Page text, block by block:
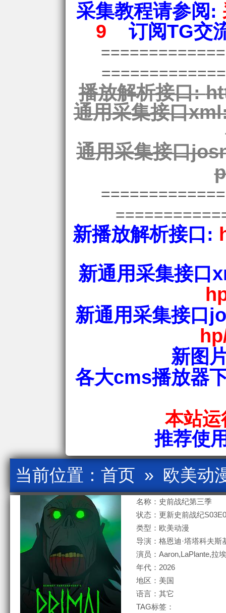
采集教程请参阅:
9
订阅TG交
播放解析接口:
通用采集接口
通用采集接口
新播放解析接口:
新通用采集接口
新通用采集接口
新图
各大cms播放器
本站
推荐使
当前位置： 首页 » 欧美动
名称：史前战纪第三季
状态：更新史前战纪
类型：欧美动漫
导演：格恩迪·塔塔科夫斯
演员：Aaron,LaPlante,拉
年代：2026
地区：美国
语言：其它
TAG标签：